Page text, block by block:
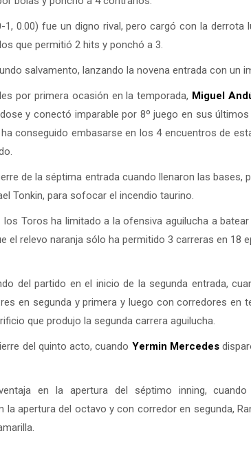
1, 0.00) fue un digno rival, pero cargó con la derrota
que permitió 2 hits y ponchó a 3.
salvamento, lanzando la novena entrada con un
por primera ocasión en la temporada, Miguel
y conectó imparable por 8º juego en sus
ha conseguido embasarse en los 4 encuentros de
de la séptima entrada cuando llenaron las bases,
Tonkin, para sofocar el incendio taurino.
Toros ha limitado a la ofensiva aguilucha a
el relevo naranja sólo ha permitido 3 carreras en 18
del partido en el inicio de la segunda entrada,
en segunda y primera y luego con corredores en
que produjo la segunda carrera aguilucha.
del quinto acto, cuando Yermin Mercedes
en la apertura del séptimo inning, cuando
la apertura del octavo y con corredor en segunda,